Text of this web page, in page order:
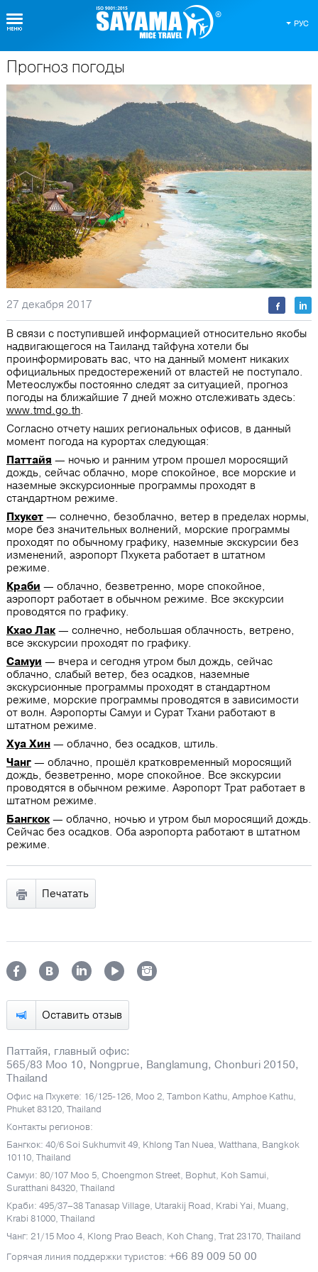
РУС
О Таиланде
Оставить отзыв
Паттайя, главный офис:
565/83 Moo 10, Nongprue, Banglamung, Chonburi 20150,
Thailand
Офис на Пхукете: 16/125-126, Moo 2, Tambon Kathu, Amphoe Kathu,
Phuket 83120, Thailand
Контакты регионов:
Бангкок: 40/6 Soi Sukhumvit 49, Khlong Tan Nuea, Watthana, Bangkok
10110, Thailand
Самуи: 80/107 Moo 5, Choengmon Street, Bophut, Koh Samui,
Suratthani 84320, Thailand
Краби: 495/37–38 Tanasap Village, Utarakij Road, Krabi Yai, Muang,
Krabi 81000, Thailand
Чанг: 21/15 Moo 4, Klong Prao Beach, Koh Chang, Trat 23170, Thailand
Горячая линия поддержки туристов: +66 89 009 50 00
Прогноз погоды
27 декабря 2017
В связи с поступившей информацией относительно якобы
надвигающегося на Таиланд тайфуна хотели бы
проинформировать вас, что на данный момент никаких
официальных предостережений от властей не поступало.
Метеослужбы постоянно следят за ситуацией, прогноз
погоды на ближайшие 7 дней можно отслеживать здесь:
www.tmd.go.th.
Согласно отчету наших региональных офисов, в данный
момент погода на курортах следующая:
Паттайя — ночью и ранним утром прошел моросящий
дождь, сейчас облачно, море спокойное, все морские и
наземные экскурсионные программы проходят в
стандартном режиме.
Пхукет — солнечно, безоблачно, ветер в пределах нормы,
море без значительных волнений, морские программы
проходят по обычному графику, наземные экскурсии без
изменений, аэропорт Пхукета работает в штатном
режиме.
Краби — облачно, безветренно, море спокойное,
аэропорт работает в обычном режиме. Все экскурсии
проводятся по графику.
Кхао Лак — солнечно, небольшая облачность, ветрено,
все экскурсии проходят по графику.
Самуи — вчера и сегодня утром был дождь, сейчас
облачно, слабый ветер, без осадков, наземные
экскурсионные программы проходят в стандартном
режиме, морские программы проводятся в зависимости
от волн. Аэропорты Самуи и Сурат Тхани работают в
штатном режиме.
Хуа Хин — облачно, без осадков, штиль.
Чанг — облачно, прошёл кратковременный моросящий
дождь, безветренно, море спокойное. Все экскурсии
проводятся в обычном режиме. Аэропорт Трат работает в
штатном режиме.
Бангкок — облачно, ночью и утром был моросящий дождь.
Сейчас без осадков. Оба аэропорта работают в штатном
режиме.
Печатать